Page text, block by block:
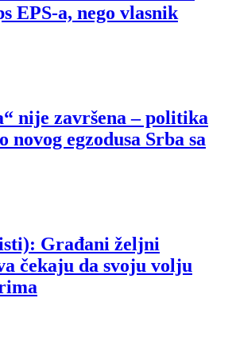
EPS-a, nego vlasnik
nije završena – politika
novog egzodusa Srba sa
Građani željni
čekaju da svoju volju